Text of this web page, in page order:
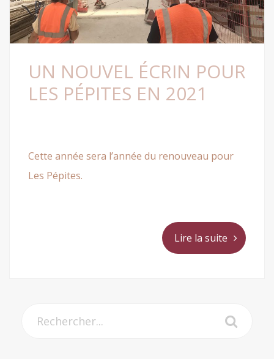
UN NOUVEL ÉCRIN POUR
LES PÉPITES EN 2021
Cette année sera l’année du renouveau pour
Les Pépites.
Lire la suite